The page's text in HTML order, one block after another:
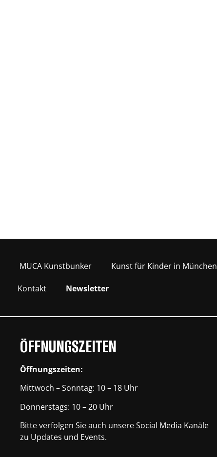
MUCA Kunstbunker Kunst für Kinder in München
Kontakt Newsletter
ÖFFNUNGSZEITEN
Öffnungszeiten:
Mittwoch – Sonntag: 10 – 18 Uhr
Donnerstags: 10 – 20 Uhr
Bitte verfolgen Sie auch unsere Social Media Kanäle
zu Updates und Events.